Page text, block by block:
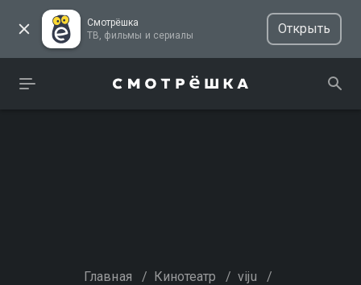
Смотрёшка
ТВ, фильмы и сериалы
Открыть
Главная / Кинотеатр / viju /